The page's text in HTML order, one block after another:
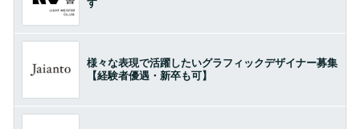
す
様々な表現で活躍したいグラフィックデザイナー募集
【経験者優遇・新卒も可】